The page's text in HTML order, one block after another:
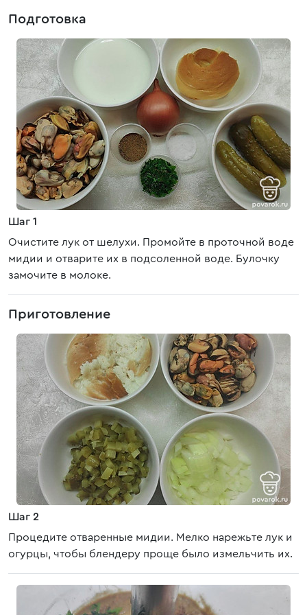
Подготовка
Шаг 1
Очистите лук от шелухи. Промойте в проточной воде
мидии и отварите их в подсоленной воде. Булочку
замочите в молоке.
Приготовление
Шаг 2
Процедите отваренные мидии. Мелко нарежьте лук и
огурцы, чтобы блендеру проще было измельчить их.